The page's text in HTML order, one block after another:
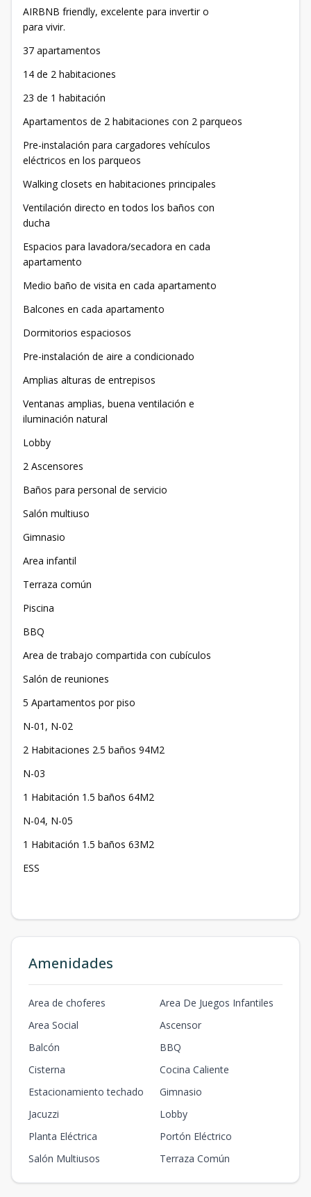
AIRBNB friendly, excelente para invertir o
para vivir.
37 apartamentos
14 de 2 habitaciones
23 de 1 habitación
Apartamentos de 2 habitaciones con 2 parqueos
Pre-instalación para cargadores vehículos
eléctricos en los parqueos
Walking closets en habitaciones principales
Ventilación directo en todos los baños con
ducha
Espacios para lavadora/secadora en cada
apartamento
Medio baño de visita en cada apartamento
Balcones en cada apartamento
Dormitorios espaciosos
Pre-instalación de aire a condicionado
Amplias alturas de entrepisos
Ventanas amplias, buena ventilación e
iluminación natural
Lobby
2 Ascensores
Baños para personal de servicio
Salón multiuso
Gimnasio
Area infantil
Terraza común
Piscina
BBQ
Area de trabajo compartida con cubículos
Salón de reuniones
5 Apartamentos por piso
N-01, N-02
2 Habitaciones 2.5 baños 94M2
N-03
1 Habitación 1.5 baños 64M2
N-04, N-05
1 Habitación 1.5 baños 63M2
ESS
Amenidades
Area de choferes
Area De Juegos Infantiles
Area Social
Ascensor
Balcón
BBQ
Cisterna
Cocina Caliente
Estacionamiento techado
Gimnasio
Jacuzzi
Lobby
Planta Eléctrica
Portón Eléctrico
Salón Multiusos
Terraza Común